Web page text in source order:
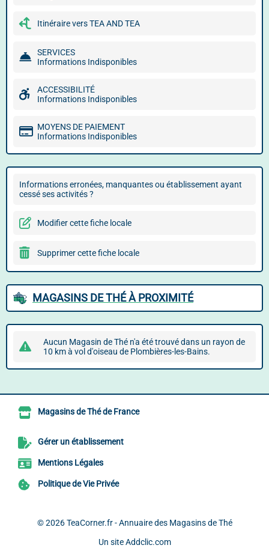
Itinéraire vers TEA AND TEA
SERVICES
Informations Indisponibles
ACCESSIBILITÉ
Informations Indisponibles
MOYENS DE PAIEMENT
Informations Indisponibles
Informations erronées, manquantes ou établissement ayant
cessé ses activités ?
Modifier cette fiche locale
Supprimer cette fiche locale
MAGASINS DE THÉ À PROXIMITÉ
Aucun Magasin de Thé n'a été trouvé dans un rayon de
10 km à vol d'oiseau de Plombières-les-Bains.
Magasins de Thé de France
Gérer un établissement
Mentions Légales
Politique de Vie Privée
© 2026 TeaCorner.fr - Annuaire des Magasins de Thé
Un site Addclic.com